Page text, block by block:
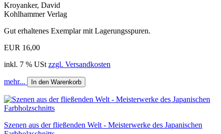
Kroyanker, David
Kohlhammer Verlag
Gut erhaltenes Exemplar mit Lagerungsspuren.
EUR 16,00
inkl. 7 % USt zzgl. Versandkosten
mehr... In den Warenkorb
Szenen aus der fließenden Welt - Meisterwerke des Japanischen